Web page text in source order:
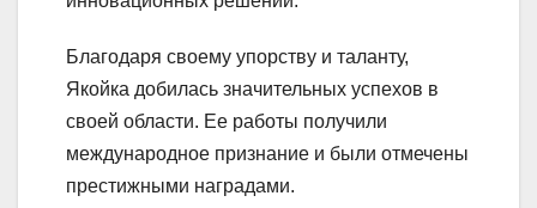
Благодаря своему упорству и таланту,
Якойка добилась значительных успехов в
своей области. Ее работы получили
международное признание и были отмечены
престижными наградами.